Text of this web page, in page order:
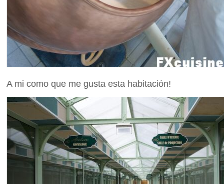
A mi como que me gusta esta habitación!